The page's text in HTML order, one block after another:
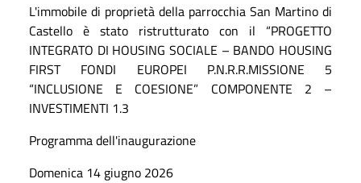
L'immobile di proprietà della parrocchia San Martino di
Castello è stato ristrutturato con il “PROGETTO
INTEGRATO DI HOUSING SOCIALE – BANDO HOUSING
FIRST FONDI EUROPEI P.N.R.R.MISSIONE 5
“INCLUSIONE E COESIONE” COMPONENTE 2 –
INVESTIMENTI 1.3
Programma dell'inaugurazione
Domenica 14 giugno 2026